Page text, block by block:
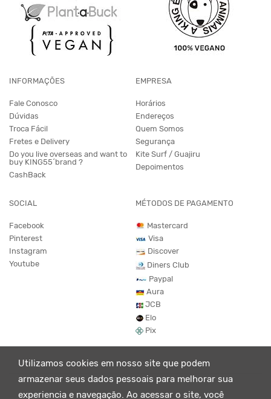
Utilizamos cookies em nosso site que podem
armazenar seus dados pessoais para melhorar sua
experiencia e navegação. Ao acessar o site, você
INFORMAÇÕES
Fale Conosco
Dúvidas
Troca Fácil
Fretes e Delivery
Do you live overseas and want to
buy KING55´brand ?
CashBack
EMPRESA
Horários
Endereços
Quem Somos
Segurança
Kite Surf / Guajiru
Depoimentos
SOCIAL
Facebook
Pinterest
Instagram
Youtube
MÉTODOS DE PAGAMENTO
Mastercard
Visa
Discover
Diners Club
Paypal
Aura
JCB
Elo
Pix